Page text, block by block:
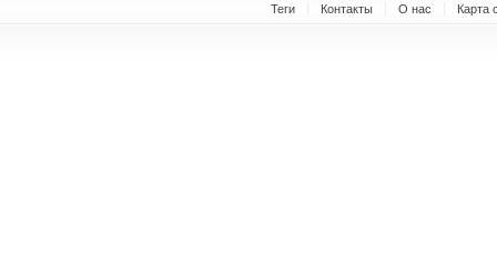
Теги Контакты О нас Карта